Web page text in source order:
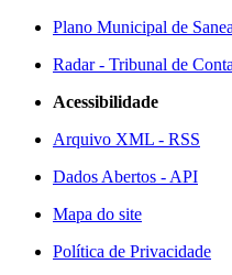
Plano Municipal de
Radar - Tribunal de
Acessibilidade
Arquivo XML - RSS
Dados Abertos - API
Mapa do site
Política de Privacidade